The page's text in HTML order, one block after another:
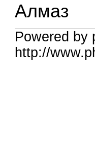
Алмаз
Powered by
http://